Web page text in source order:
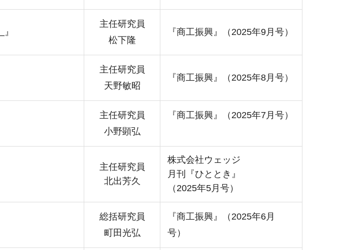
』
主任研究員
松下隆
『商工振興』（2025年9月号）
主任研究員
天野敏昭
『商工振興』（2025年8月号）
主任研究員
小野顕弘
『商工振興』（2025年7月号）
主任研究員
北出芳久
株式会社ウェッジ
月刊『ひととき』
（2025年5月号）
総括研究員
町田光弘
『商工振興』（2025年6月
号）